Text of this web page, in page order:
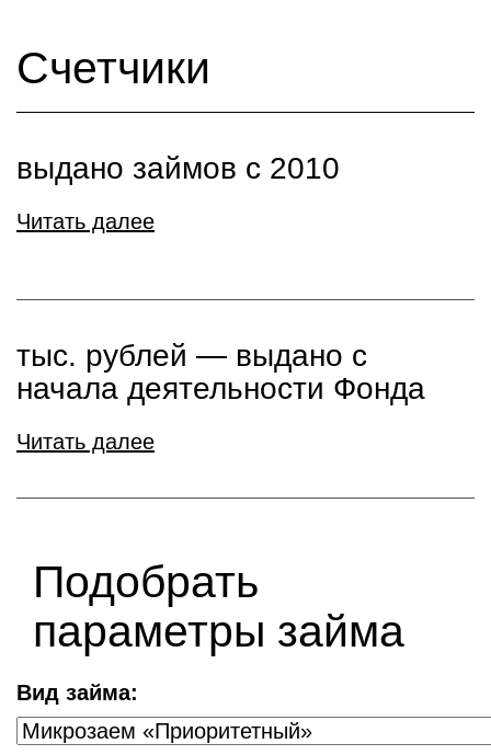
Счетчики
выдано займов с 2010
Читать далее
тыс. рублей ― выдано с
начала деятельности Фонда
Читать далее
Подобрать
параметры займа
Вид займа: